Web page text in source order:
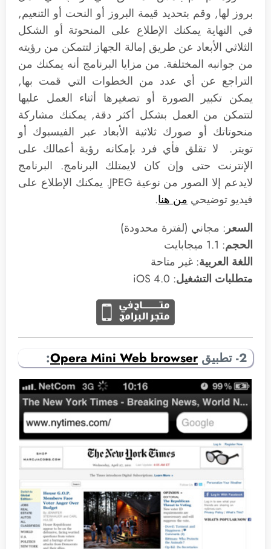
بروز لها, وقم بتحديد قيمة البروز أو النحت أو التنعيم,
في النهاية يمكنك الإطلاع على المنحوتة أو الشكل
الثلاثي الأبعاد عن طريق إمالة الجهاز لتتمكن من رؤيته
من جوانبه المختلفة. من مزايا البرنامج أنه يمكنك من
التراجع عن أي عدد من الخطوات التي قمت بها,
يمكن تكبير الصورة أو تصغيرها أثناء العمل عليها
لتتمكن من العمل بشكل أكثر دقة, يمكنك مشاركة
منحوتاتك أو صورك ثلاثية الأبعاد عبر الفيسبوك أو
تويتر. لا تقلق فأي فرد بإمكانه رؤية أعمالك على
الإنترنت حتى وإن كان لايمتلك البرنامج. البرنامج
لايدعم إلا الصور من نوعية JPEG. يمكنك الإطلاع على
فيديو توضيحي من هنا.
السعر: مجاني (لفترة محدودة)
الحجم: 1.1 ميجابايت
اللغة العربية: غير متاحة
متطلبات التشغيل: 4.0 iOS
2- تطبيق Opera Mini Web browser
: